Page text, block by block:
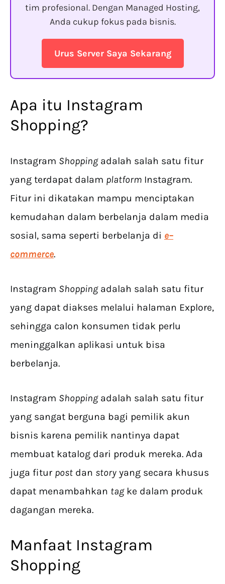
tim profesional. Dengan Managed Hosting,
Anda cukup fokus pada bisnis.
Urus Server Saya Sekarang
Apa itu Instagram
Shopping?
Instagram Shoppingadalah salah satu fitur
yang terdapat dalam platform Instagram.
Fitur ini dikatakan mampu menciptakan
kemudahan dalam berbelanja dalam media
sosial, sama seperti berbelanja di e–
commerce.
Instagram Shoppingadalah salah satu fitur
yang dapat diakses melalui halaman Explore,
sehingga calon konsumen tidak perlu
meninggalkan aplikasi untuk bisa
berbelanja.
Instagram Shoppingadalah salah satu fitur
yang sangat berguna bagi pemilik akun
bisnis karena pemilik nantinya dapat
membuat katalog dari produk mereka. Ada
juga fitur post dan story yang secara khusus
dapat menambahkan tagke dalam produk
dagangan mereka.
Manfaat Instagram
Shopping